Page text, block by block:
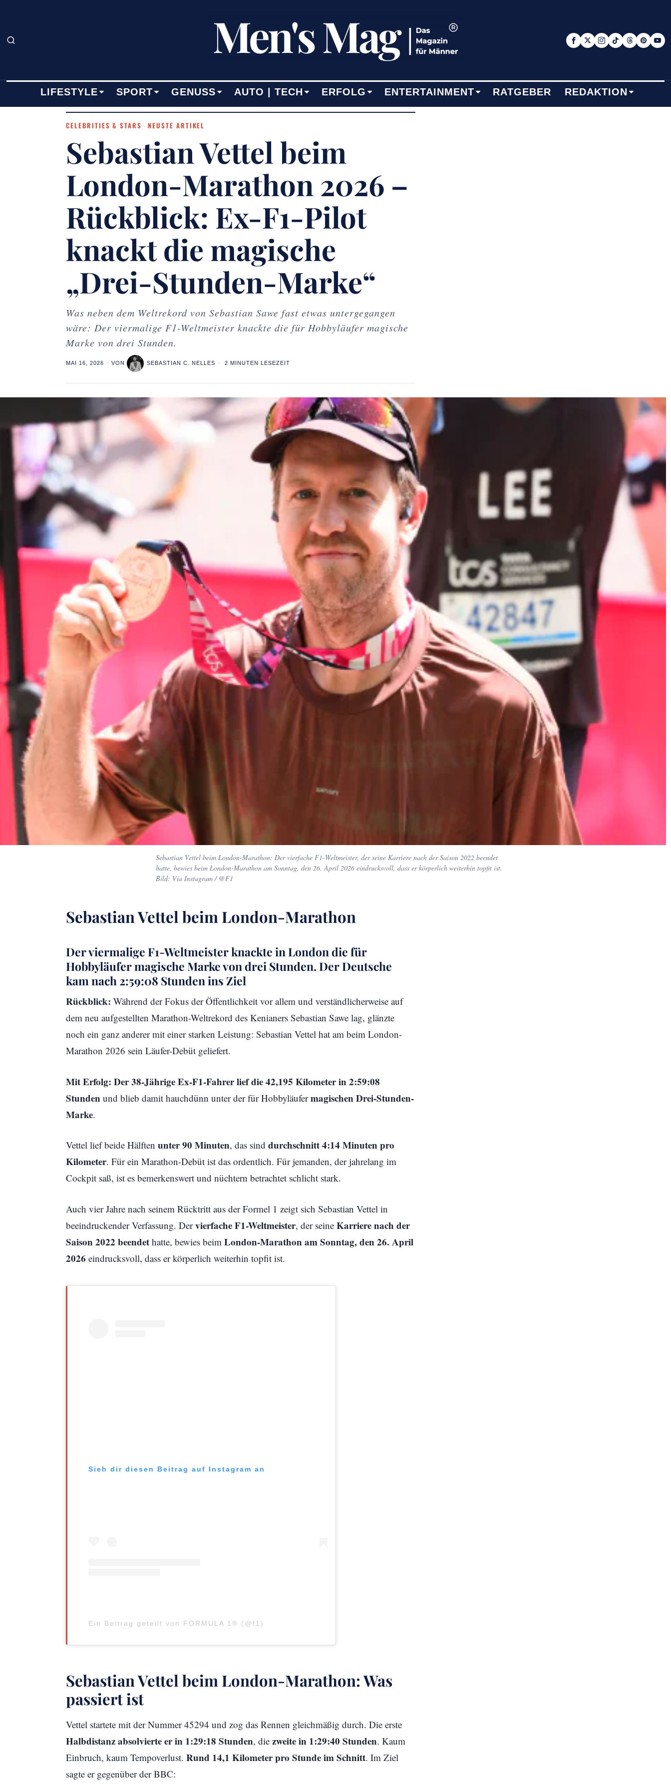
LIFESTYLE SPORT GENUSS AUTO | TECH ERFOLG ENTERTAINMENT RATGEBER REDAKTION
CELEBRITIES & STARS · NEUSTE ARTIKEL
Sebastian Vettel beim
London-Marathon 2026 –
Rückblick: Ex-F1-Pilot
knackt die magische
„Drei-Stunden-Marke“
Was neben dem Weltrekord von Sebastian Sawe fast etwas untergegangen
wäre: Der viermalige F1-Weltmeister knackte die für Hobbyläufer magische
Marke von drei Stunden.
MAI 16, 2026 VON SEBASTIAN C. NELLES 2 MINUTEN LESEZEIT
Sebastian Vettel beim London-Marathon: Der vierfache F1-Weltmeister, der seine Karriere nach der Saison 2022 beendet
hatte, bewies beim London-Marathon am Sonntag, den 26. April 2026 eindrucksvoll, dass er körperlich weiterhin topfit ist.
Bild: Via Instagram / @F1
Sebastian Vettel beim London-Marathon
Der viermalige F1-Weltmeister knackte in London die für
Hobbyläufer magische Marke von drei Stunden. Der Deutsche
kam nach 2:59:08 Stunden ins Ziel
Rückblick: Während der Fokus der Öffentlichkeit vor allem und verständlicherweise auf
dem neu aufgestellten Marathon-Weltrekord des Kenianers Sebastian Sawe lag, glänzte
noch ein ganz anderer mit einer starken Leistung: Sebastian Vettel hat am beim London-
Marathon 2026 sein Läufer-Debüt geliefert.
Mit Erfolg: Der 38-Jährige Ex-F1-Fahrer lief die 42,195 Kilometer in 2:59:08
Stunden und blieb damit hauchdünn unter der für Hobbyläufermagischen Drei-Stunden-
Marke.
Vettel lief beide Hälften unter 90 Minuten, das sind durchschnitt 4:14 Minuten pro
Kilometer. Für ein Marathon-Debüt ist das ordentlich. Für jemanden, der jahrelang im
Cockpit saß, ist es bemerkenswert und nüchtern betrachtet schlicht stark.
Auch vier Jahre nach seinem Rücktritt aus der Formel 1 zeigt sich Sebastian Vettel in
beeindruckender Verfassung. Dervierfache F1-Weltmeister, der seine Karriere nach der
Saison 2022 beendet hatte, bewies beim London-Marathon am Sonntag, den 26. April
2026 eindrucksvoll, dass er körperlich weiterhin topfit ist.
Sieh dir diesen Beitrag auf Instagram an
Ein Beitrag geteilt von FORMULA 1® (@f1)
Sebastian Vettel beim London-Marathon: Was
passiert ist
Vettel startete mit der Nummer 45294 und zog das Rennen gleichmäßig durch. Die erste
Halbdistanz absolvierte er in 1:29:18 Stunden, die zweite in 1:29:40 Stunden. Kaum
Einbruch, kaum Tempoverlust. Rund 14,1 Kilometer pro Stunde im Schnitt. Im Ziel
sagte er gegenüber der BBC: